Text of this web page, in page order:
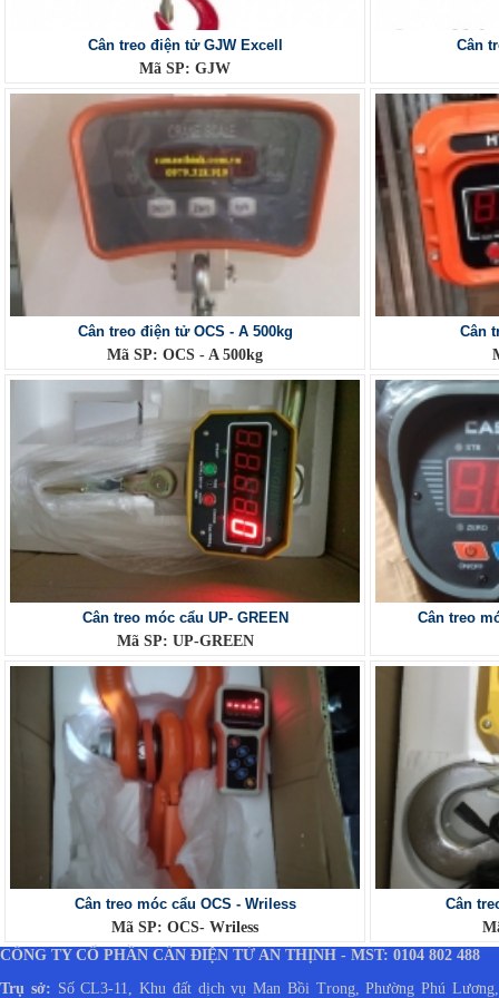
Cân treo điện tử GJW Excell
Mã SP: GJW
Cân
Cân treo điện tử OCS - A 500kg
Mã SP: OCS - A 500kg
Cân
Cân treo móc cẩu UP- GREEN
Mã SP: UP-GREEN
Cân treo
Cân treo móc cẩu OCS - Wriless
Mã SP: OCS- Wriless
Cân
CÔNG TY CỔ PHẦN CÂN ĐIỆN TỬ AN THỊNH - MST: 0104 802 488
Trụ sở: Số CL3-11, Khu đất dịch vụ Man Bồi Trong, Phường Phú Lương,